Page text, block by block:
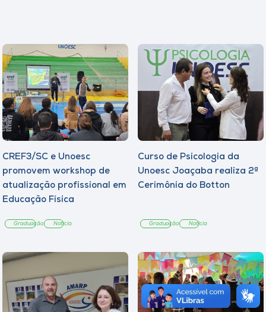
CREF3/SC e Unoesc
promovem workshop de
atualização profissional em
Educação Física
Graduação Notícia
Curso de Psicologia da
Unoesc Joaçaba realiza 2ª
Cerimônia do Botton
Graduação Notícia